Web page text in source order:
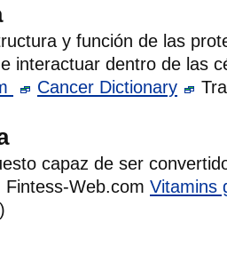
y función de las
interactuar dentro de las
Cancer Dictionary
capaz de ser
Web.com Vitamins